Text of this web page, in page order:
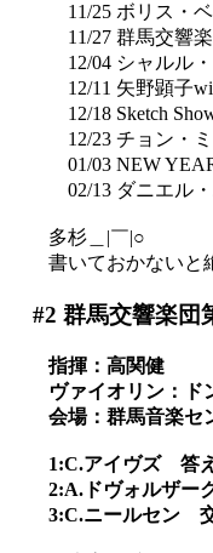
11/25 ボリス・
11/27 群馬交響
12/04 シャルル
12/11 矢野顕子
12/18 Sketch
12/23 チョン・
01/03 NEW
02/13 ダニエル
多杉＿|￣|○
書いておかないと
#2 群馬交響楽団
指揮：高関健
ヴァイオリン：ド
会場：群馬音楽セ
1:C.アイヴズ 答
2:A.ドヴォルザー
3:C.ニールセン